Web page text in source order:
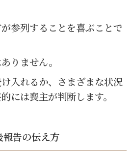
参列することを喜ぶことで
りません。
入れるか、さまざまな状況
には喪主が判断します。
報告の伝え方